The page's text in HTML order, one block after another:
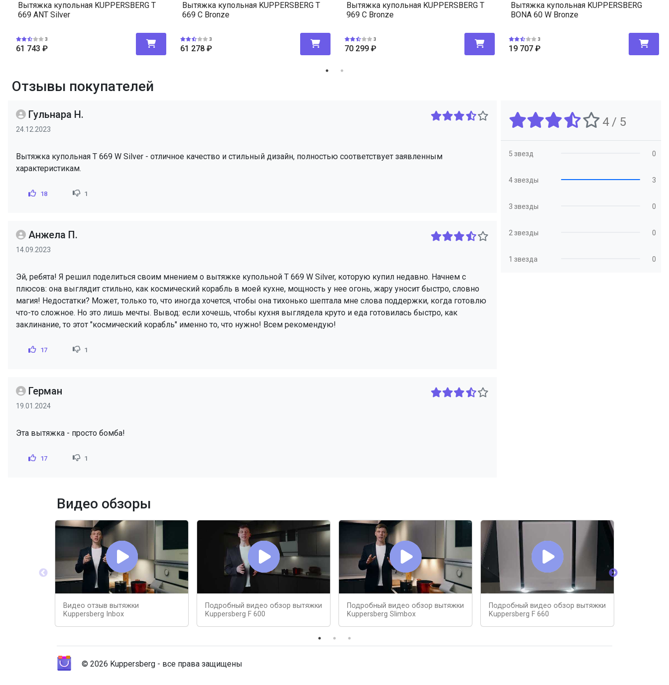
Вытяжка купольная KUPPERSBERG T
669 ANT Silver
3
61 743 ₽
Вытяжка купольная KUPPERSBERG T
669 C Bronze
3
61 278 ₽
Вытяжка купольная KUPPERSBERG T
969 C Bronze
3
70 299 ₽
Вытяжка купольная KUPPERSBERG
BONA 60 W Bronze
3
19 707 ₽
Отзывы покупателей
Гульнара Н.
24.12.2023
Вытяжка купольная T 669 W Silver - отличное качество и стильный дизайн, полностью соответствует заявленным
характеристикам.
18 1
Анжела П.
14.09.2023
Эй, ребята! Я решил поделиться своим мнением о вытяжке купольной T 669 W Silver, которую купил недавно. Начнем с
плюсов: она выглядит стильно, как космический корабль в моей кухне, мощность у нее огонь, жару уносит быстро, словно
магия! Недостатки? Может, только то, что иногда хочется, чтобы она тихонько шептала мне слова поддержки, когда готовлю
что-то сложное. Но это лишь мечты. Вывод: если хочешь, чтобы кухня выглядела круто и еда готовилась быстро, как
заклинание, то этот "космический корабль" именно то, что нужно! Всем рекомендую!
17 1
Герман
19.01.2024
Эта вытяжка - просто бомба!
17 1
4 / 5
5 звезд 0
4 звезды 3
3 звезды 0
2 звезды 0
1 звезда 0
Видео обзоры
Видео отзыв вытяжки
Kuppersberg Inbox
Подробный видео обзор вытяжки
Kuppersberg F 600
Подробный видео обзор вытяжки
Kuppersberg Slimbox
Подробный видео обзор вытяжки
Kuppersberg F 660
© 2026 Kuppersberg - все права защищены